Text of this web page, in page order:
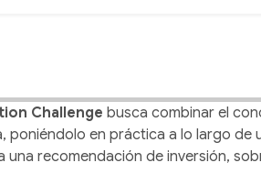
Challenge busca combinar el
poniéndolo en práctica a lo largo
una recomendación de inversión,